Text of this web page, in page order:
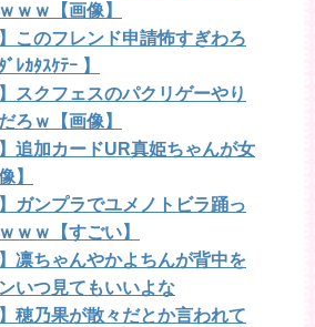
ｗｗ【画像】
このフレンド申請怖すぎわろ
ﾚｶﾀｽｹﾃｰ 】
スクフェスのパクリゲーやり
ろｗ【画像】
追加カードUR真姫ちゃんが女
】
ガンプラでユメノトビラ踊っ
ｗｗ【すごい】
凛ちゃんやかよちんが背中を
いつ見てもいいよな
穂乃果が散々だとか言われて